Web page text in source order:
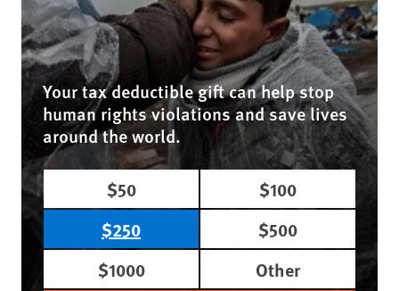
Your tax deductible gift can help stop
human rights violations and save lives
around the world.
$50
$100
$250
$500
$1000
Other